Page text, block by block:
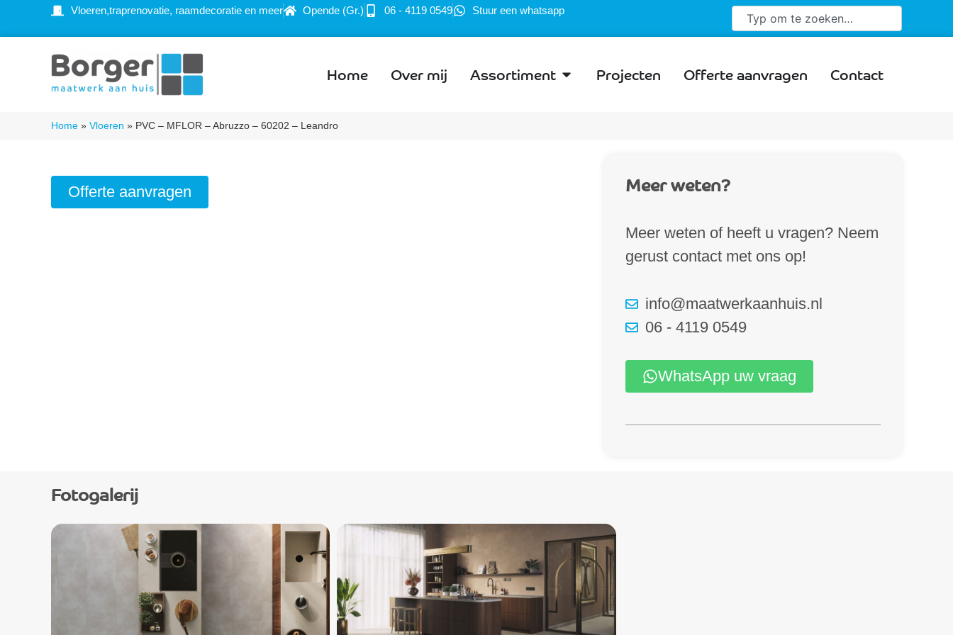
Vloeren,traprenovatie, raamdecoratie en meer Opende (Gr.) 06 - 4119 0549 Stuur een whatsapp
Home Over mij Assortiment Projecten Offerte aanvragen Contact
Home » Vloeren » PVC – MFLOR – Abruzzo – 60202 – Leandro
Offerte aanvragen Meer weten?
Meer weten of heeft u vragen? Neem
gerust contact met ons op!
info@maatwerkaanhuis.nl
06 - 4119 0549
WhatsApp uw vraag
Fotogalerij